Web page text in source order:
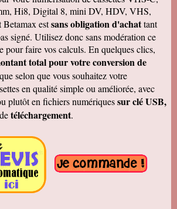
pas de recommander votre
la K7 et les DVD, c'est parfait.
le DVD et le son est parfait. Je
de vos efforts. Bien cordialement
votre COLIS - Travail fénoménal que
d'entreprendre !!!!!!!!!!!!! Le disque
CD/DVD fonctionnement
........ Je vais entreprendre
3 copies. pour mes 3 enfants
jour . MERCI MERCI MERCI Je
vos coordonnées à mon
F.
Hi8, Digital 8, mini DV, HDV, VHS,
estsans obligation d'achattant
signé. Utilisez donc sans modération ce
pour faire vos calculs. En quelques clics,
total pour votre conversion de
selon que vous souhaitez votre
en qualité simple ou améliorée, avec
plutôt en fichiers numériquessur clé USB,
téléchargement.